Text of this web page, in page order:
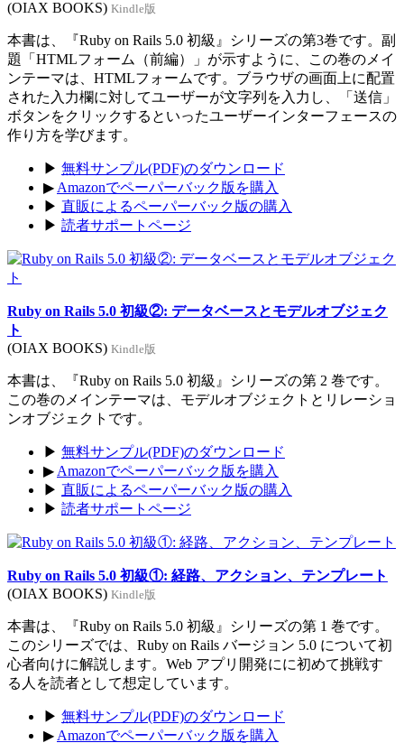
(OIAX BOOKS) Kindle版
本書は、『Ruby on Rails 5.0 初級』シリーズの第3巻です。副
題「HTMLフォーム（前編）」が示すように、この巻のメイ
ンテーマは、HTMLフォームです。ブラウザの画面上に配置
された入力欄に対してユーザーが文字列を入力し、「送信」
ボタンをクリックするといったユーザーインターフェースの
作り方を学びます。
▶ 無料サンプル(PDF)のダウンロード
▶ Amazonでペーパーバック版を購入
▶ 直販によるペーパーバック版の購入
▶ 読者サポートページ
Ruby on Rails 5.0 初級②: データベースとモデルオブジェク
ト
(OIAX BOOKS) Kindle版
本書は、『Ruby on Rails 5.0 初級』シリーズの第 2 巻です。
この巻のメインテーマは、モデルオブジェクトとリレーショ
ンオブジェクトです。
▶ 無料サンプル(PDF)のダウンロード
▶ Amazonでペーパーバック版を購入
▶ 直販によるペーパーバック版の購入
▶ 読者サポートページ
Ruby on Rails 5.0 初級①: 経路、アクション、テンプレート
(OIAX BOOKS) Kindle版
本書は、『Ruby on Rails 5.0 初級』シリーズの第 1 巻です。
このシリーズでは、Ruby on Rails バージョン 5.0 について初
心者向けに解説します。Web アプリ開発にに初めて挑戦す
る人を読者として想定しています。
▶ 無料サンプル(PDF)のダウンロード
▶ Amazonでペーパーバック版を購入